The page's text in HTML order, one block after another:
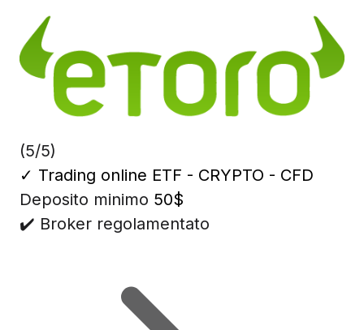
(5/5)
✓ Trading online ETF - CRYPTO - CFD
Deposito minimo 50$
✔️ Broker regolamentato